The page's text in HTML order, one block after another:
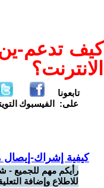
كيف تدعم-ين
الانترنت؟
تابعونا
على:
الفيسبوك
كيفية إشراك-إيصال
رأيكم مهم للجميع -
للاطلاع وإضافة